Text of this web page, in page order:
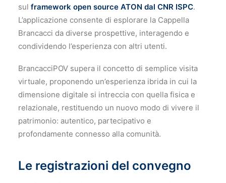
sul framework open source ATON dal CNR ISPC.
L’applicazione consente di esplorare la Cappella
Brancacci da diverse prospettive, interagendo e
condividendo l’esperienza con altri utenti.
BrancacciPOV supera il concetto di semplice visita
virtuale, proponendo un’esperienza ibrida in cui la
dimensione digitale si intreccia con quella fisica e
relazionale, restituendo un nuovo modo di vivere il
patrimonio: autentico, partecipativo e
profondamente connesso alla comunità.
Le registrazioni del convegno